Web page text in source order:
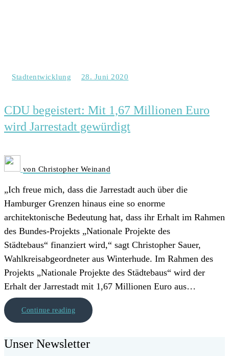
Stadtentwicklung 28. Juni 2020
CDU begeistert: Mit 1,67 Millionen Euro
wird Jarrestadt gewürdigt
von Christopher Weinand
„Ich freue mich, dass die Jarrestadt auch über die
Hamburger Grenzen hinaus eine so enorme
architektonische Bedeutung hat, dass ihr Erhalt im Rahmen
des Bundes-Projekts „Nationale Projekte des
Städtebaus“ finanziert wird,“ sagt Christopher Sauer,
Wahlkreisabgeordneter aus Winterhude. Im Rahmen des
Projekts „Nationale Projekte des Städtebaus“ wird der
Erhalt der Jarrestadt mit 1,67 Millionen Euro aus…
Continue reading
Unser Newsletter